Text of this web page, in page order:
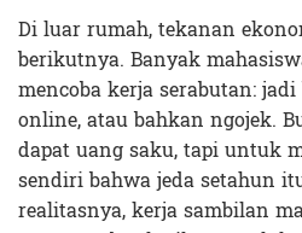
Di luar rumah, tekanan
berikutnya. Banyak
mencoba kerja serabutan:
online, atau bahkan ngojek.
dapat uang saku, tapi untuk
sendiri bahwa jeda setahun
realitasnya, kerja sambilan